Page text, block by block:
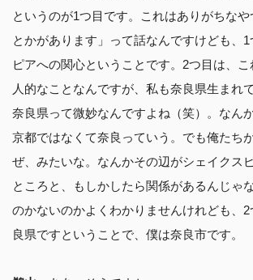
というのが1つ目です。これはありがちな
とかがあります」って話なんですけども、
ピアへの関心ということです。2つ目は、
人的なことなんですが、私も奈良県生まれ
奈良県って微妙なんですよね（笑）。なん
京都ではなくて奈良っていう。でも俺たち
ぜ、みたいな。なんかその辺がシェイクス
ところと、もしかしたら関係があるんじゃ
のかないのかよくわかりませんけれども、
良県ですということで、僕は奈良市です。